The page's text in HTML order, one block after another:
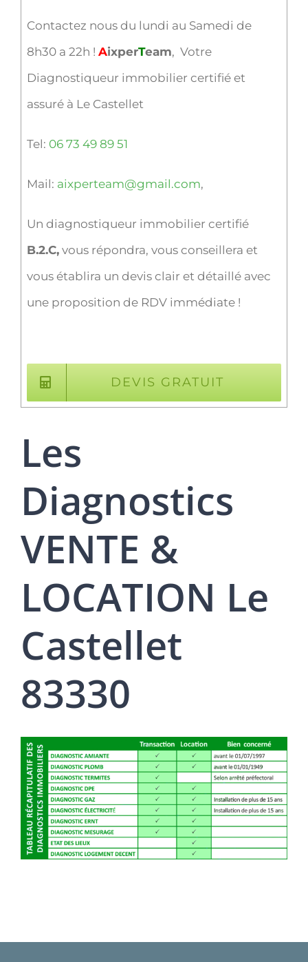
Contactez nous du lundi au Samedi de
8h30 a 22h ! AixperTeam, Votre
Diagnostiqueur immobilier certifié et
assuré à Le Castellet
Tel: 06 73 49 89 51
Mail: aixperteam@gmail.com,
Un diagnostiqueur immobilier certifié
B.2.C,vous répondra, vous conseillera et
vous établira un devis clair et détaillé avec
une proposition de RDV immédiate !
DEVIS GRATUIT
Les
Diagnostics
VENTE &
LOCATION Le
Castellet
83330